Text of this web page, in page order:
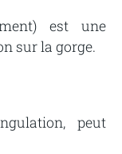
est une
sur la gorge.
peut